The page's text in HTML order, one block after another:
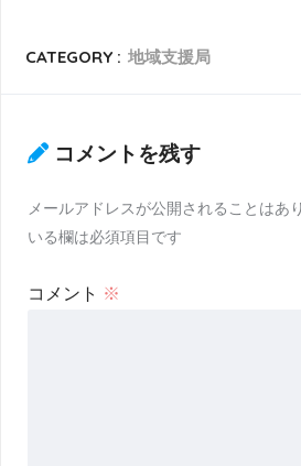
CATEGORY : 地域支援局
コメントを残す
メールアドレスが公開されることはあ
いる欄は必須項目です
コメント ※